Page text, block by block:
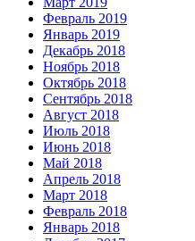
Февраль 2019
Январь 2019
Декабрь 2018
Ноябрь 2018
Октябрь 2018
Сентябрь 2018
Август 2018
Июль 2018
Июнь 2018
Май 2018
Апрель 2018
Март 2018
Февраль 2018
Январь 2018